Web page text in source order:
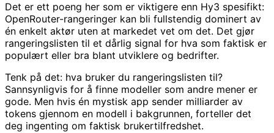
Det er ett poeng her som er viktigere enn Hy3 spesifikt:
OpenRouter-rangeringer kan bli fullstendig dominert av
én enkelt aktør uten at markedet vet om det. Det gjør
rangeringslisten til et dårlig signal for hva som faktisk er
populært eller bra blant utviklere og bedrifter.
Tenk på det: hva bruker du rangeringslisten til?
Sannsynligvis for å finne modeller som andre mener er
gode. Men hvis én mystisk app sender milliarder av
tokens gjennom en modell i bakgrunnen, forteller det
deg ingenting om faktisk brukertilfredshet.